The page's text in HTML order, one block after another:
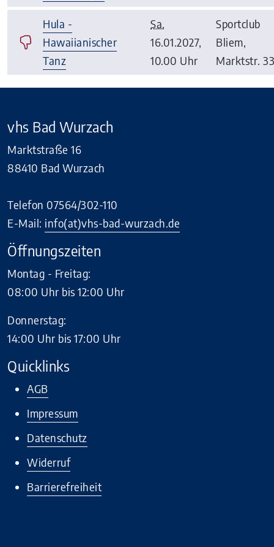
Hula -
Hawaiianischer
Tanz
Sa.
16.01.2027,
10.00 Uhr
Sportclub
Bliem,
Marktstr. 33
vhs Bad Wurzach
Marktstraße 16
88410 Bad Wurzach
Telefon 07564/302-110
E-Mail: info(at)vhs-bad-wurzach.de
Öffnungszeiten
Montag - Freitag:
08:00 Uhr bis 12:00 Uhr
Donnerstag:
14:00 Uhr bis 17:00 Uhr
Quicklinks
AGB
Impressum
Datenschutz
Widerruf
Barrierefreiheit